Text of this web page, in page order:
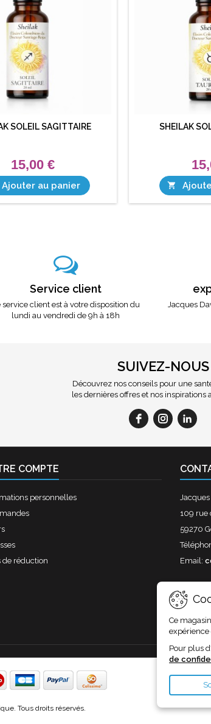
SOLEIL SAGITTAIRE
15,00 €
Ajouter au panier
SHEILAK

Service client
service client est à votre disposition du
lundi au vendredi de 9h à 18h
Jacques
SUIVEZ-NOUS
Découvrez nos conseils pour une
les dernières offres et nos inspirations
COMPTE
personnelles
de réduction
109 rue
59270
Email:
Ce
expérience
Pour plus
de
Tous droits réservés.